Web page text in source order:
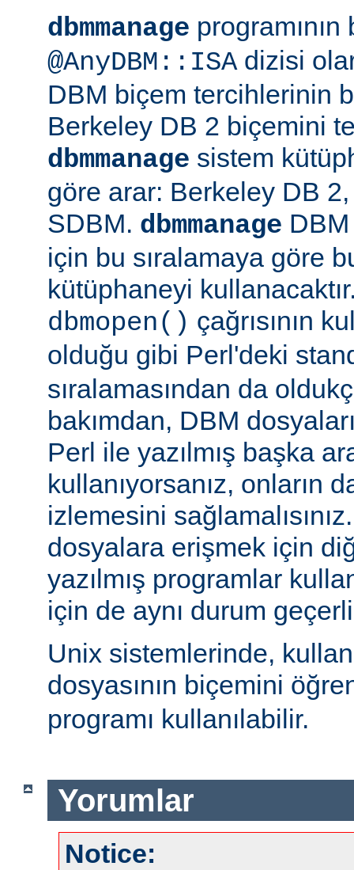
dbmmanage programının
@AnyDBM::ISA dizisi
DBM biçem tercihlerinin
Berkeley DB 2 biçemini
dbmmanage sistem
göre arar: Berkeley DB
SDBM. dbmmanage
için bu sıralamaya göre
kütüphaneyi
dbmopen() çağrısının
olduğu gibi Perl'deki
sıralamasından da
bakımdan, DBM
Perl ile yazılmış başka
kullanıyorsanız, onların
izlemesini
dosyalara erişmek için
yazılmış programlar
için de aynı durum
Unix sistemlerinde,
dosyasının biçemini
programı kullanılabilir.
Yorumlar
Notice: